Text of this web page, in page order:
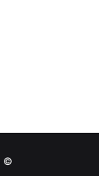
© VGA4A 2026, جميع الحقوق محفوظة